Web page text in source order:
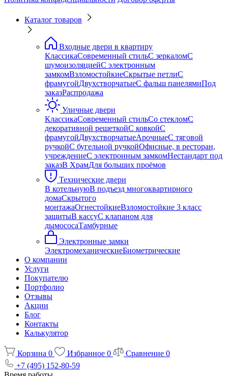
Каталог товаров
Входные двери в квартиру
КлассикаСовременный стильС зеркаломС
шумоизоляциейС электронным
замкомВзломостойкиеСкрытые петлиС
фрамугойДвухстворчатыеС фальш панелямиПод
заказРаспродажа
Уличные двери
КлассикаСовременный стильСо стекломС
декоративной решеткойС ковкойС
фрамугойДвухстворчатыеАрочныеС тяговой
ручкойС бугельной ручкойОфисные, в ресторан,
учреждениеС электронным замкомНестандарт под
заказВ ХрамДля больших проёмов
Технические двери
В котельнуюВ подъезд многоквартирного
домаСкрытого
монтажаОгнестойкиеВзломостойкие 3 класс
защитыВ кассуС клапаном для
дымососаТамбурные
Электронные замки
ЭлектромеханическиеБиометрические
О компании
Услуги
Покупателю
Портфолио
Отзывы
Акции
Блог
Контакты
Калькулятор
Корзина 0 Избранное 0 Сравнение 0
+7 (495) 152-80-59